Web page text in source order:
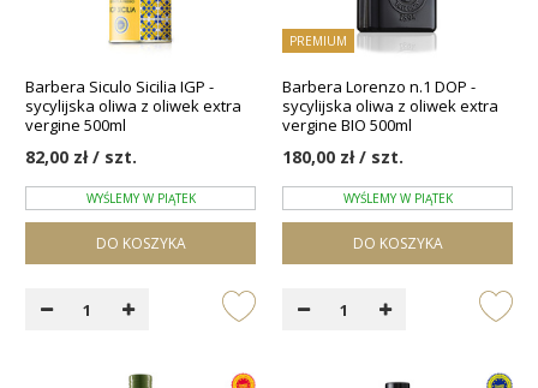
Barbera Siculo Sicilia IGP -
sycylijska oliwa z oliwek extra
vergine 500ml
82,00 zł / szt.
WYŚLEMY W PIĄTEK
DO KOSZYKA
PREMIUM
Barbera Lorenzo n.1 DOP -
sycylijska oliwa z oliwek extra
vergine BIO 500ml
180,00 zł / szt.
WYŚLEMY W PIĄTEK
DO KOSZYKA